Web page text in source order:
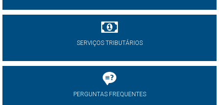
SERVIÇOS TRIBUTÁRIOS
PERGUNTAS FREQUENTES